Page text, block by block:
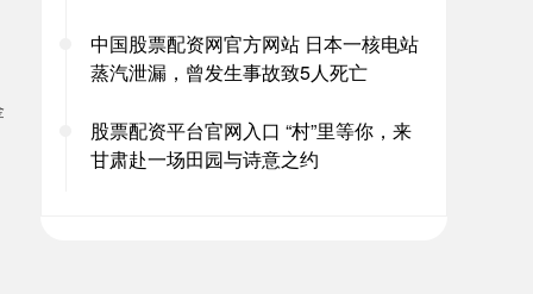
中国股票配资网官方网站 日本一核电站
蒸汽泄漏，曾发生事故致5人死亡
股票配资平台官网入口 “村”里等你，来
甘肃赴一场田园与诗意之约